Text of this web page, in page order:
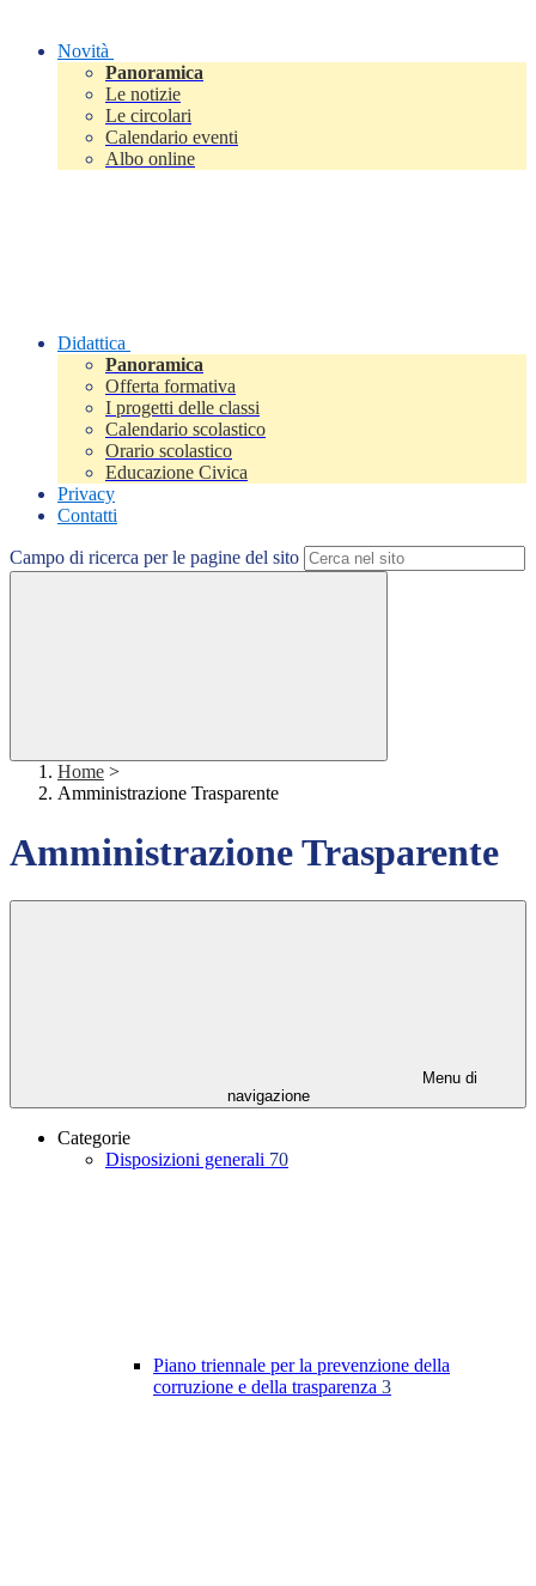
Novità
Panoramica
Le notizie
Le circolari
Calendario eventi
Albo online
Didattica
Panoramica
Offerta formativa
I progetti delle classi
Calendario scolastico
Orario scolastico
Educazione Civica
Privacy
Contatti
Campo di ricerca per le pagine del sito
Home >
Amministrazione Trasparente
Amministrazione Trasparente
Menu di
navigazione
Categorie
Disposizioni generali 70
Piano triennale per la prevenzione della
corruzione e della trasparenza 3